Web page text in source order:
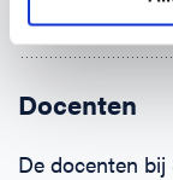
Klein
Docenten
De docenten